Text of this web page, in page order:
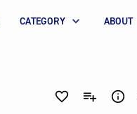
CATEGORY ABOUT